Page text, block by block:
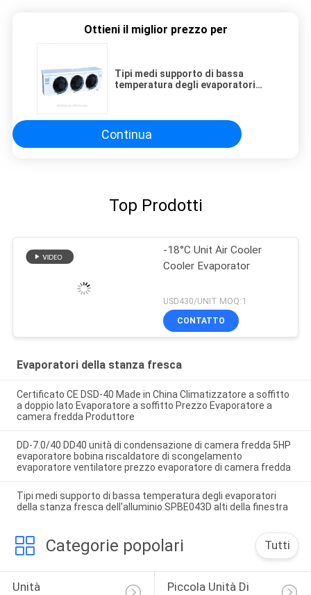
Ottieni il miglior prezzo per
Tipi medi supporto di bassa
temperatura degli evaporatori
Continua
Top Prodotti
-18°C Unit Air Cooler
Cooler Evaporator
USD430/UNIT MOQ:1
CONTATTO
Evaporatori della stanza fresca
Certificato CE DSD-40 Made in China Climatizzatore a soffitto
a doppio lato Evaporatore a soffitto Prezzo Evaporatore a
camera fredda Produttore
DD-7.0/40 DD40 unità di condensazione di camera fredda 5HP
evaporatore bobina riscaldatore di scongelamento
evaporatore ventilatore prezzo evaporatore di camera fredda
Tipi medi supporto di bassa temperatura degli evaporatori
della stanza fresca dell'alluminio SPBE043D alti della finestra
Categorie popolari Tutti
Unità
Piccola Unità Di